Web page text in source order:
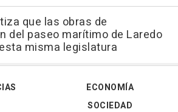
que las obras de
del paseo marítimo de Laredo
misma legislatura
ECONOMÍA
SOCIEDAD